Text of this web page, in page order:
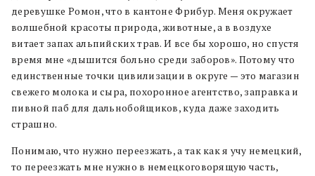
деревушке Ромон, что в кантоне Фрибур. Меня окружает
волшебной красоты природа, животные, а в воздухе
витает запах альпийских трав. И все бы хорошо, но спустя
время мне «дышится больно среди заборов». Потому что
единственные точки цивилизации в округе — это магазин
свежего молока и сыра, похоронное агентство, заправка и
пивной паб для дальнобойщиков, куда даже заходить
страшно.
Понимаю, что нужно переезжать, а так как я учу немецкий,
то переезжать мне нужно в немецкоговорящую часть,